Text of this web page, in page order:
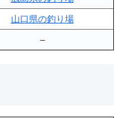
山口県の釣り場
–